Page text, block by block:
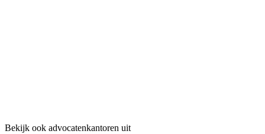
Bekijk ook advocatenkantoren uit